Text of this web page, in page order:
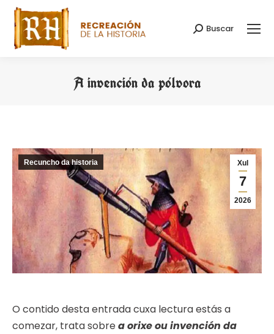
Search:
Buscar
A invención da pólvora
Xul
7
2026
Recuncho da historia
O contido desta entrada cuxa lectura estás a
comezar, trata sobrea orixe ou invención da